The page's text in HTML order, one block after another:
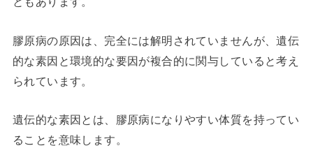
膠原病の原因は、完全には解明されていませんが、遺伝
的な素因と環境的な要因が複合的に関与していると考え
られています。
遺伝的な素因とは、膠原病になりやすい体質を持ってい
ることを意味します。